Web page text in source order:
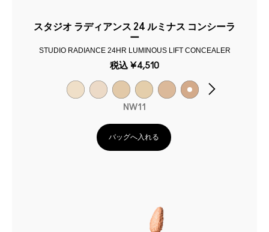
スタジオ ラディアンス 24 ルミナス コンシーラ
ー
STUDIO RADIANCE 24HR LUMINOUS LIFT CONCEALER
税込 ¥4,510
NW11
バッグへ入れる